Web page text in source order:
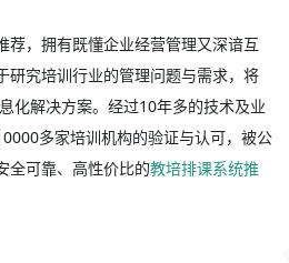
，拥有既懂企业经营管理又深谙互
研究培训行业的管理问题与需求，将
化解决方案。经过10年多的技术及业
多家培训机构的验证与认可，被公
全可靠、高性价比的教培排课系统推